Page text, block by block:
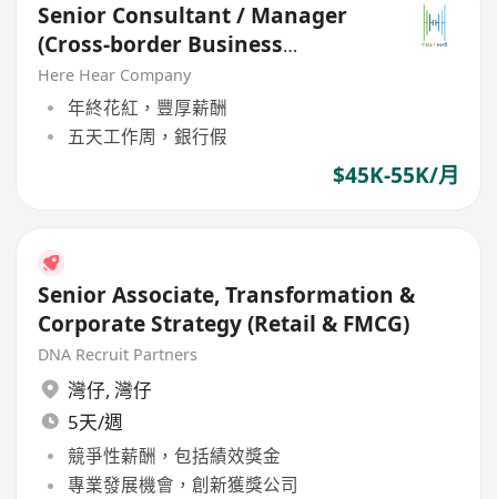
Senior Consultant / Manager
(Cross-border Business
Strategy)
Here Hear Company
年終花紅，豐厚薪酬
五天工作周，銀行假
$45K-55K/月
Senior Associate, Transformation &
Corporate Strategy (Retail & FMCG)
DNA Recruit Partners
灣仔, 灣仔
5天/週
競爭性薪酬，包括績效獎金
專業發展機會，創新獲獎公司